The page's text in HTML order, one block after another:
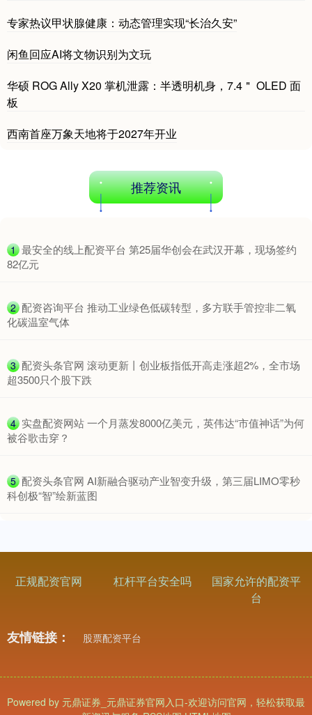
专家热议甲状腺健康：动态管理实现“长治久安”
闲鱼回应AI将文物识别为文玩
华硕 ROG Ally X20 掌机泄露：半透明机身，7.4＂ OLED 面
板
西南首座万象天地将于2027年开业
推荐资讯
1 ​最安全的线上配资平台 第25届华创会在武汉开幕，现场签约
82亿元
2 ​配资咨询平台 推动工业绿色低碳转型，多方联手管控非二氧
化碳温室气体
3 ​配资头条官网 滚动更新丨创业板指低开高走涨超2%，全市场
超3500只个股下跌
4 ​实盘配资网站 一个月蒸发8000亿美元，英伟达“市值神话”为何
被谷歌击穿？
5 ​配资头条官网 AI新融合驱动产业智变升级，第三届LIMO零秒
科创极“智”绘新蓝图
正规配资官网 杠杆平台安全吗
国家允许的配资平
台
友情链接： 股票配资平台
Powered by 元鼎证券_元鼎证券官网入口-欢迎访问官网，轻松获取最